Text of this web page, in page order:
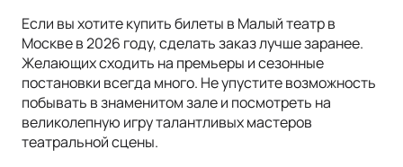
Если вы хотите купить билеты в Малый театр в
Москве в 2026 году, сделать заказ лучше заранее.
Желающих сходить на премьеры и сезонные
постановки всегда много. Не упустите возможность
побывать в знаменитом зале и посмотреть на
великолепную игру талантливых мастеров
театральной сцены.